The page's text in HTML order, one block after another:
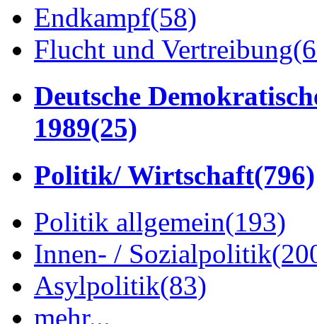
Endkampf(58)
Flucht und Vertreibung
Deutsche
1989(25)
Politik/ Wirtschaft(796)
Politik allgemein(193)
Innen- / Sozialpolitik
Asylpolitik(83)
mehr...